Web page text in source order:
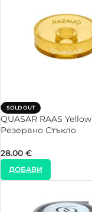
SOLD OUT
QUASAR RAAS Yellow
Резервно Стъкло
28.00 €
ДОБАВИ